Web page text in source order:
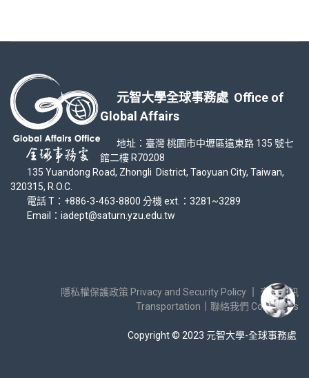
元智大學全球事務處 Office of
Global Affairs
地址：臺灣 桃園市中壢區遠東路 135 號七
館二樓 R70208
135 Yuandong Road, Zhongli District, Taoyuan City, Taiwan,
320315, R.O.C.
電話 T：+886-3-463-8800 分機 ext.：3281~3289
Email：iadept@saturn.yzu.edu.tw
隱私權保護政策 Privacy and Security Policy
交通資訊
Transportation
聯絡我們 Contact Us
Copyright © 2023 元智大學-全球事務處